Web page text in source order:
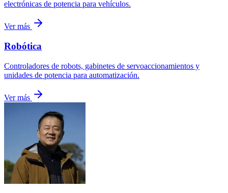
electrónicas de potencia para vehículos.
Ver más
Robótica
Controladores de robots, gabinetes de servoaccionamientos y
unidades de potencia para automatización.
Ver más